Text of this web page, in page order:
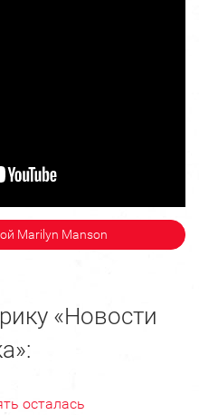
Marilyn Manson
«Новости
осталась